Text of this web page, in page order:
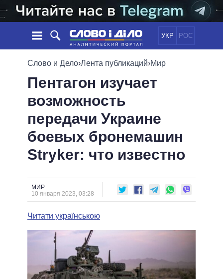
УКР РОС
НОВОСТИ
ЛЕНТА
СОБЫТИЯ
СТАТЬИ
МНЕНИЯ
ОБЗОРЫ
ДАЙДЖЕСТЫ
ПОЛИТИКА
ЭКОНОМИКА
ОБЩЕСТВО
МИР
ОБЕЩАНИЯ
ПОЛИТИКИ
ВСЕ ПОЛИТИКИ
ПРЕЗИДЕНТ И ОФИС
ВЕРХОВНАЯ РАДА
ГЛАВЫ ОБЛАДМИНИСТРАЦИЙ
МЭРЫ
ВСЕ ПЕРСОНЫ
ИНФОГРАФИКА
ВИДЕО
СРАВНЕНИЕ ПОЛИТИКОВ
Слово и Дело›Лента публикаций›Мир
Пентагон изучает
возможность
передачи Украине
боевых бронемашин
Stryker: что известно
МИР
10 января 2023, 03:28
Читати українською